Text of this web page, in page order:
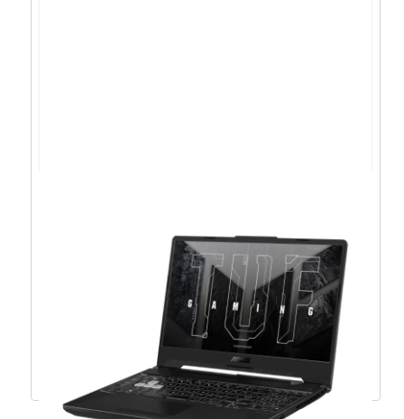
Acer Aspire 15 R7-
8840HS/16GB/1TB/15,6″FHD/DOS –
NX.KXAEX.003
819,00€ 737,10€
Dodaj u košaricu